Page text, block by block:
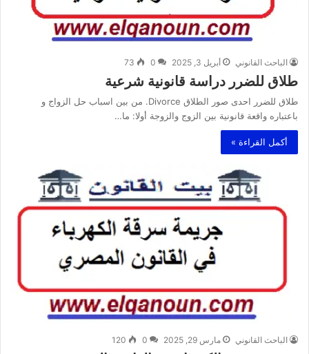
الباحث القانوني أبريل 3, 2025 0
73
طلاق للضرر دراسة قانونية شرعية
طلاق للضرر احدى صور الطلاق Divorce. من بين اسباب حل الزواج و
باعتباره واقعة قانونية بين الزوج والزوجة أولا: ما…
أكمل القراءة »
الباحث القانوني مارس 29, 2025 0
120